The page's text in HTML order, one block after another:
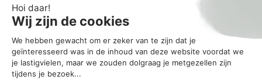
Ma
Gesloten
Di
10.00 -
17.30
Wo
10.00